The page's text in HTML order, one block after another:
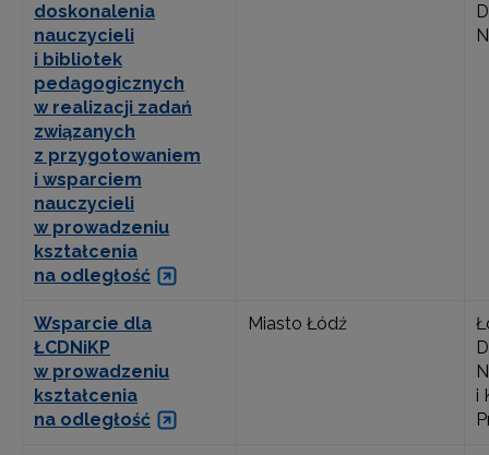
doskonalenia
nauczycieli
i bibliotek
pedagogicznych
w realizacji zadań
związanych
z przygotowaniem
i wsparciem
nauczycieli
w prowadzeniu
kształcenia
na odległość
Wsparcie dla
ŁCDNiKP
w prowadzeniu
kształcenia
na odległość
Miasto Łódź
i